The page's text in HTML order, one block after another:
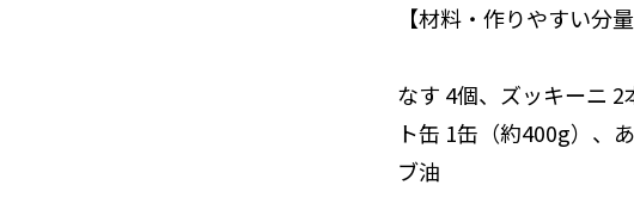
【材料・作りやすい分
なす 4個、ズッキーニ
ト缶 1缶（約400g）、
ブ油